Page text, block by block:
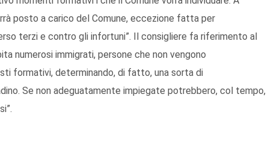
posto a carico del Comune, eccezione fatta per
terzi e contro gli infortuni”. Il consigliere fa riferimento al
numerosi immigrati, persone che non vengono
formativi, determinando, di fatto, una sorta di
Se non adeguatamente impiegate potrebbero, col tempo,